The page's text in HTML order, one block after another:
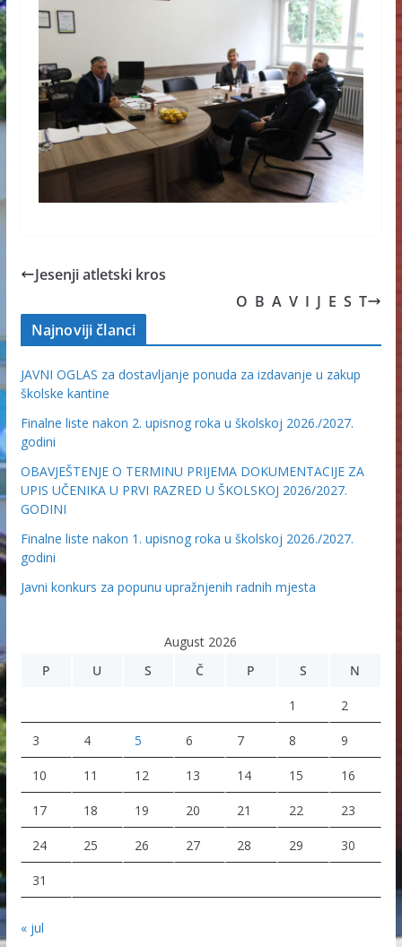
Jesenji atletski kros
O B A V I J E S T
Najnoviji članci
JAVNI OGLAS za dostavljanje ponuda za izdavanje u zakup
školske kantine
Finalne liste nakon 2. upisnog roka u školskoj 2026./2027.
godini
OBAVJEŠTENJE O TERMINU PRIJEMA DOKUMENTACIJE ZA
UPIS UČENIKA U PRVI RAZRED U ŠKOLSKOJ 2026/2027.
GODINI
Finalne liste nakon 1. upisnog roka u školskoj 2026./2027.
godini
Javni konkurs za popunu upražnjenih radnih mjesta
August 2026
P
U S Č P S N
1 2
3 4 5 6 7 8 9
10 11 12 13 14 15 16
17 18 19 20 21 22 23
24 25 26 27 28 29 30
31
« jul